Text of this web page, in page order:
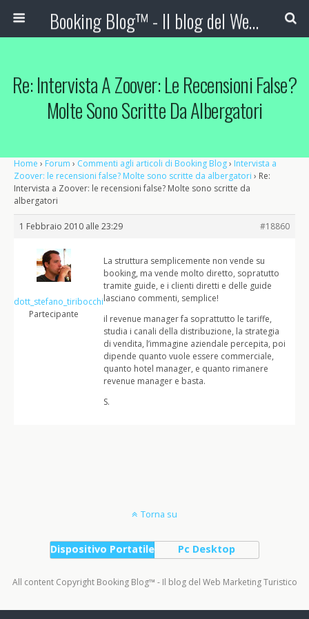
Booking Blog™ - Il blog del Web Marketing Turistico
Re: Intervista A Zoover: Le Recensioni False?
Molte Sono Scritte Da Albergatori
Home › Forum › Commenti agli articoli di Booking Blog› Intervista a
Zoover: le recensioni false? Molte sono scritte da albergatori › Re:
Intervista a Zoover: le recensioni false? Molte sono scritte da
albergatori
1 Febbraio 2010 alle 23:29 #18860
dott_stefano_tiribocchi
Partecipante
La struttura semplicemente non vende su
booking, ma vende molto diretto, sopratutto
tramite guide, e i clienti diretti e delle guide
lasciano commenti, semplice!
il revenue manager fa soprattutto le tariffe,
studia i canali della distribuzione, la strategia
di vendita, l’immagine aziendale percepita, poi
dipende quanto vuole essere commerciale,
quanto hotel manager, e quanto rimanere
revenue manager e basta.
S.
Torna su
Dispositivo Portatile Pc Desktop
All content Copyright Booking Blog™ - Il blog del Web Marketing Turistico